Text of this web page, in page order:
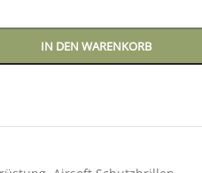
IN DEN WARENKORB